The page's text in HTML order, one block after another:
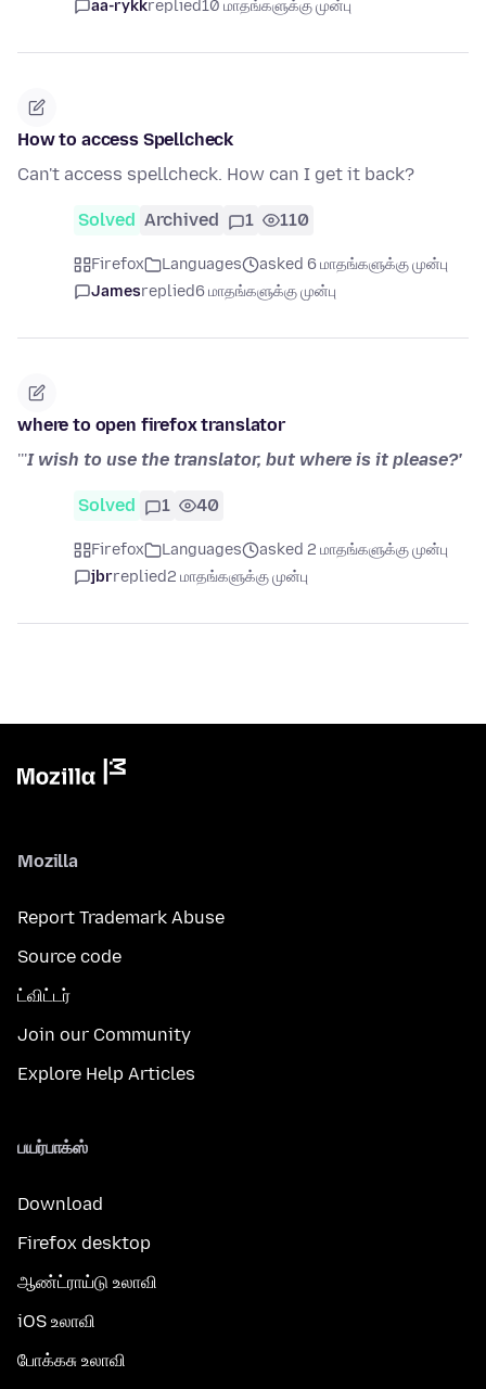
aa-rykkreplied10 மாதங்களுக்கு முன்பு
How to access Spellcheck
Can't access spellcheck. How can I get it back?
Solved Archived 1 110
Firefox Languages
asked 6 மாதங்களுக்கு முன்பு
Jamesreplied6 மாதங்களுக்கு முன்பு
where to open firefox translator
'''I wish to use the translator, but where is it please?'
Solved 1 40
Firefox Languages
asked 2 மாதங்களுக்கு முன்பு
jbrreplied2 மாதங்களுக்கு முன்பு
Mozilla
Report Trademark Abuse
Source code
ட்விட்டர்
Join our Community
Explore Help Articles
பயர்பாக்ஸ்
Download
Firefox desktop
ஆண்ட்ராய்டு உலாவி
iOS உலாவி
போக்கசு உலாவி